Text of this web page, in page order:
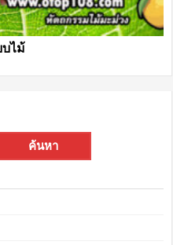
บไม้
ค้นหา